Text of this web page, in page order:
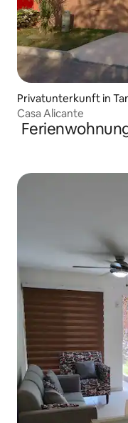
Privatunterkunft in
Casa Alicante